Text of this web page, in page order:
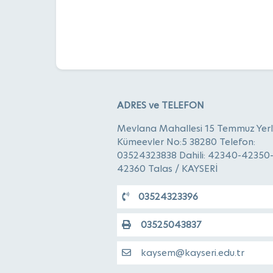
ADRES ve TELEFON
Mevlana Mahallesi 15 Temmuz
Kümeevler No:5 38280 Telefon:
03524323838 Dahili: 42340-42350-
42360 Talas / KAYSERİ
03524323396
03525043837
kaysem@kayseri.edu.tr